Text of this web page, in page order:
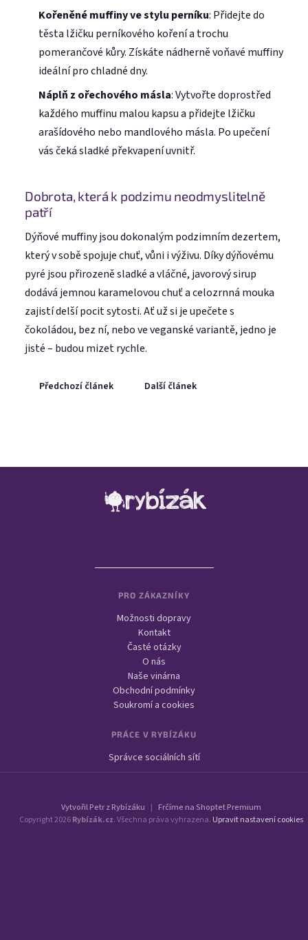
Kořeněné muffiny ve stylu perníku: Přidejte do
těsta lžičku perníkového koření a trochu
pomerančové kůry. Získáte nádherně voňavé muffiny
ideální pro chladné dny.
Náplň z ořechového másla: Vytvořte doprostřed
každého muffinu malou kapsu a přidejte lžičku
arašídového nebo mandlového másla. Po upečení
vás čeká sladké překvapení uvnitř.
Dobrota, která k podzimu neodmyslitelně
patří
Dýňové muffiny jsou dokonalým podzimním dezertem,
který v sobě spojuje chuť, vůni i výživu. Díky dýňovému
pyré jsou přirozeně sladké a vláčné, javorový sirup
dodává jemnou karamelovou chuť a celozrnná mouka
zajistí delší pocit sytosti. Ať už si je upečete s
čokoládou, bez ní, nebo ve veganské variantě, jedno je
jisté – budou mizet rychle.
Předchozí článek Další článek
PRO ZÁKAZNÍKY
Možnosti dopravy
Kontakt
Časté otázky
O nás
Naše vinárna
Obchodní podmínky
Soukromí a cookies
PRÁCE V RYBÍZÁKU
Správce sociálních sítí
Vytvořil Petr z Rybízáku | Frčíme na Shoptet Premium
Copyright 2026Rybízák.cz. Všechna práva vyhrazena. Upravit nastavení cookies